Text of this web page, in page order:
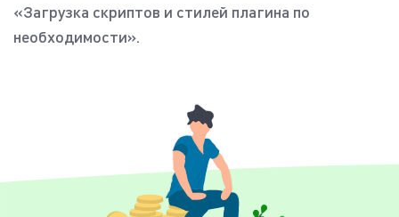
«Загрузка скриптов и стилей плагина по
необходимости».